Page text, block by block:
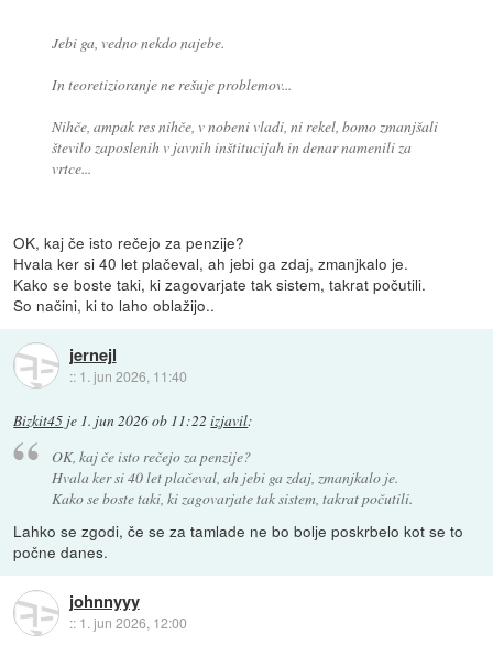
Jebi ga, vedno nekdo najebe.
In teoretizioranje ne rešuje problemov...
Nihče, ampak res nihče, v nobeni vladi, ni rekel, bomo zmanjšali
število zaposlenih v javnih inštitucijah in denar namenili za
vrtce...
OK, kaj če isto rečejo za penzije?
Hvala ker si 40 let plačeval, ah jebi ga zdaj, zmanjkalo je.
Kako se boste taki, ki zagovarjate tak sistem, takrat počutili.
So načini, ki to laho oblažijo..
jernejl
:: 1. jun 2026, 11:40
Bizkit45 je 1. jun 2026 ob 11:22 izjavil:
OK, kaj če isto rečejo za penzije?
Hvala ker si 40 let plačeval, ah jebi ga zdaj, zmanjkalo je.
Kako se boste taki, ki zagovarjate tak sistem, takrat počutili.
Lahko se zgodi, če se za tamlade ne bo bolje poskrbelo kot se to
počne danes.
johnnyyy
:: 1. jun 2026, 12:00